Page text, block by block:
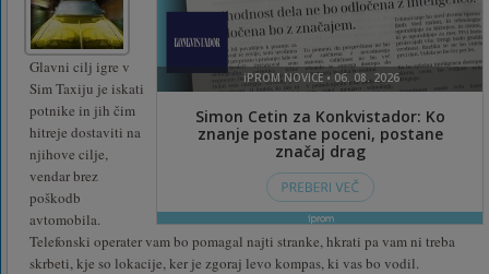
Glavni cilj igre v
Sim Taxiju je iskati
potnike in jih čim
hitreje dostaviti na
njihove cilje,
vendar brez
poškodb
avtomobila.
Telefonski operater vam bo pomagal najti stranke, hkrati pa vam ni treba
skrbeti, kje so lokacije, ker je zgoraj levo kompas, ki vas bo vodil.